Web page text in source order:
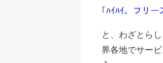
ﾊｲﾊｲ、フリー
と、わざとら
界各地でサー